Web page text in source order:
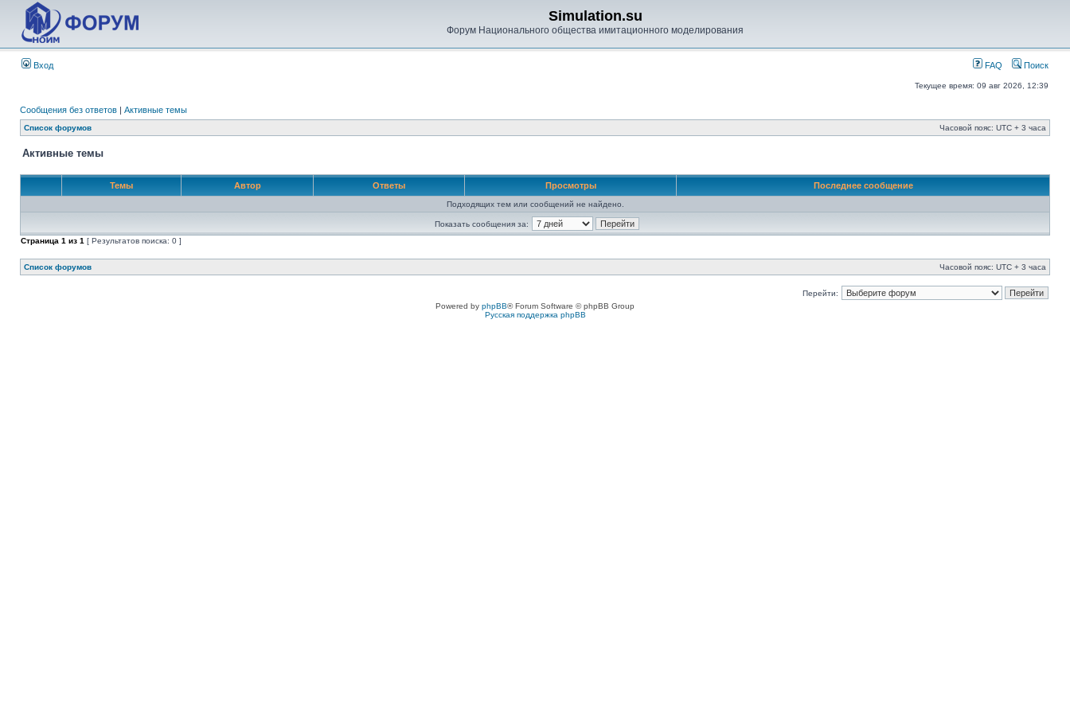
Simulation.su
Форум Национального общества имитационного моделирования
Вход FAQ Поиск
Текущее время: 09 авг 2026, 12:39
Сообщения без ответов | Активные темы
Список форумов Часовой пояс: UTC + 3 часа
Активные темы
Темы Автор Ответы Просмотры Последнее сообщение
Подходящих тем или сообщений не найдено.
Показать сообщения за:
Страница 1 из 1 [ Результатов поиска: 0 ]
Список форумов Часовой пояс: UTC + 3 часа
Перейти:
Powered by phpBB® Forum Software © phpBB Group
Русская поддержка phpBB